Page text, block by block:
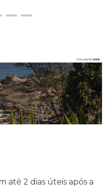
até 2 dias úteis após a